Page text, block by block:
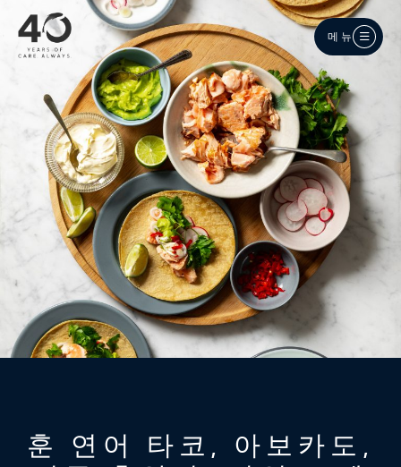
메인 콘텐츠로 건너뛰기
메뉴
훈 연어 타코, 아보카도,